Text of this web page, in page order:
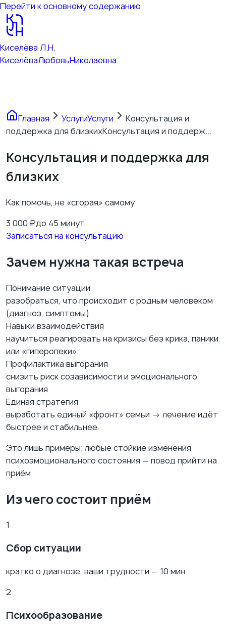
Перейти к основному содержанию
Киселёва Л.Н.
КиселёваЛюбовьНиколаевна
Главная УслугиУслуги
Консультация и
поддержка для близкихКонсультация и поддерж...
Консультация и поддержка для
близких
Как помочь, не «сгорая» самому
3 000 ₽до 45 минут
Записаться на консультацию
Зачем нужна такая встреча
Понимание ситуации
разобраться, что происходит с родным человеком
(диагноз, симптомы)
Навыки взаимодействия
научиться реагировать на кризисы без крика, паники
или «гиперопеки»
Профилактика выгорания
снизить риск созависимости и эмоционального
выгорания
Единая стратегия
выработать единый «фронт» семьи → лечение идёт
быстрее и стабильнее
Это лишь примеры; любые стойкие изменения
психоэмоционального состояния — повод прийти на
приём.
Из чего состоит приём
1
Сбор ситуации
кратко о диагнозе, ваши трудности — 10 мин
2
Психообразование